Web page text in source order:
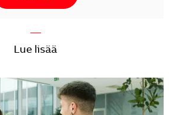
—
Lue lisää